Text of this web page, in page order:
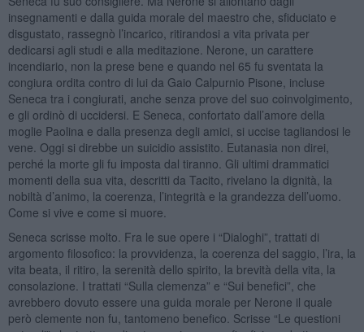
insegnamenti e dalla guida morale del maestro che, sfiduciato e
disgustato, rassegnò l’incarico, ritirandosi a vita privata per
dedicarsi agli studi e alla meditazione. Nerone, un carattere
incendiario, non la prese bene e quando nel 65 fu sventata la
congiura ordita contro di lui da Gaio Calpurnio Pisone, incluse
Seneca tra i congiurati, anche senza prove del suo coinvolgimento,
e gli ordinò di uccidersi. E Seneca, confortato dall’amore della
moglie Paolina e dalla presenza degli amici, si uccise tagliandosi le
vene. Oggi si direbbe un suicidio assistito. Eutanasia non direi,
perché la morte gli fu imposta dal tiranno. Gli ultimi drammatici
momenti della sua vita, descritti da Tacito, rivelano la dignità, la
nobiltà d’animo, la coerenza, l’integrità e la grandezza dell’uomo.
Come si vive e come si muore.
Seneca scrisse molto. Fra le sue opere i “Dialoghi”, trattati di
argomento filosofico: la provvidenza, la coerenza del saggio, l’ira, la
vita beata, il ritiro, la serenità dello spirito, la brevità della vita, la
consolazione. I trattati “Sulla clemenza” e “Sui benefici”, che
avrebbero dovuto essere una guida morale per Nerone il quale
però clemente non fu, tantomeno benefico. Scrisse “Le questioni